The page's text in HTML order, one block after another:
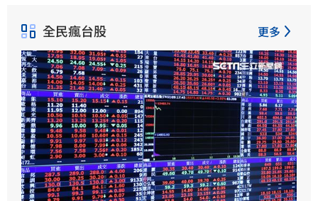
全民瘋台股 更多